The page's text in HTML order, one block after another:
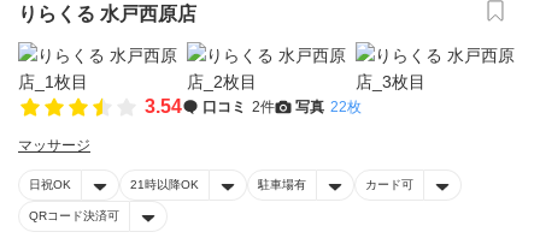
りらくる 水戸西原店
3.54 口コミ 2件 写真 22枚
マッサージ
日祝OK 21時以降OK 駐車場有 カード可
QRコード決済可